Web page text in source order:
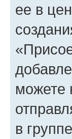
ее в
можете
в